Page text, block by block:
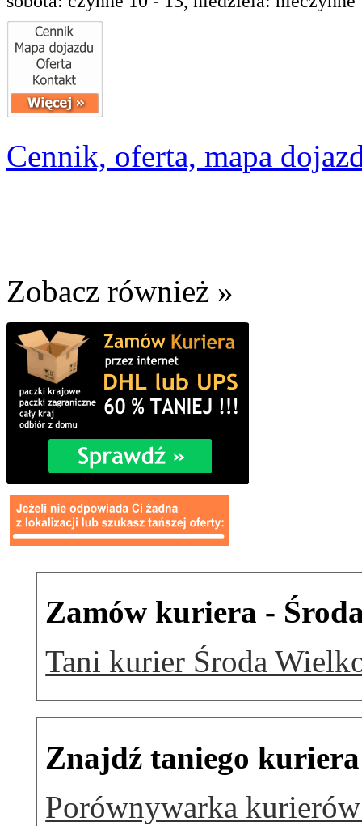
Cennik, oferta, mapa
Zobacz również »
Zamów kuriera -
Tani kurier Środa
Znajdź taniego
Porównywarka